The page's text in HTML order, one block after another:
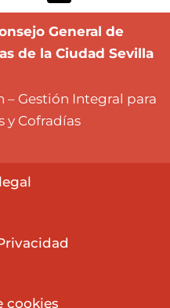
General de
de la Ciudad Sevilla
Gestión Integral para
y Cofradías
l
cookies